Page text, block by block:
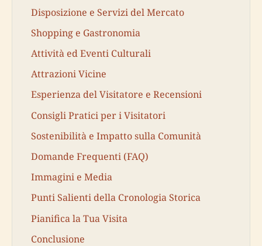
Disposizione e Servizi del Mercato
Shopping e Gastronomia
Attività ed Eventi Culturali
Attrazioni Vicine
Esperienza del Visitatore e Recensioni
Consigli Pratici per i Visitatori
Sostenibilità e Impatto sulla Comunità
Domande Frequenti (FAQ)
Immagini e Media
Punti Salienti della Cronologia Storica
Pianifica la Tua Visita
Conclusione